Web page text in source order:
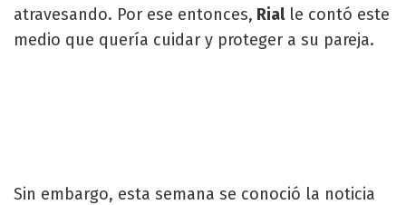
atravesando. Por ese entonces, Rialle contó este
medio que quería cuidar y proteger a su pareja.
Sin embargo, esta semana se conoció la noticia